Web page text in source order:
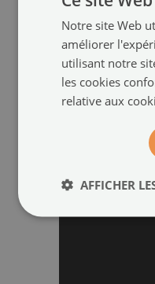
PRODUITS RECOMMANDÉS
Notre site Web
améliorer
utilisant notre
les cookies
relative aux
AFFICHER